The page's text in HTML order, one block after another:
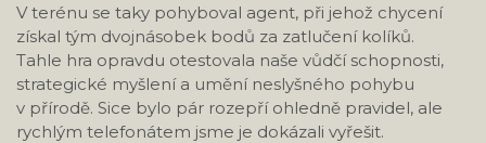
V terénu se taky pohyboval agent, při jehož chycení
získal tým dvojnásobek bodů za zatlučení kolíků.
Tahle hra opravdu otestovala naše vůdčí schopnosti,
strategické myšlení a umění neslyšného pohybu
v přírodě. Sice bylo pár rozepří ohledně pravidel, ale
rychlým telefonátem jsme je dokázali vyřešit.